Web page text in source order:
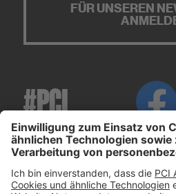
FÜR UNSEREN
#PCI